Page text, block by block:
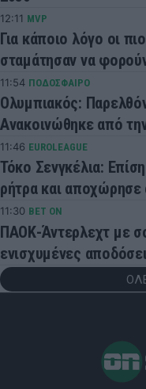
12:11 MVP
Για κάποιο λόγο οι
σταμάτησαν να
11:54 ΠΟΔΟΣΦΑΙΡΟ
Ολυμπιακός:
Ανακοινώθηκε από
11:46 EUROLEAGUE
Τόκο Σενγκέλια:
ρήτρα και
11:30 BET ON
ΠΑΟΚ-Άντερλεχτ με
ενισχυμένες